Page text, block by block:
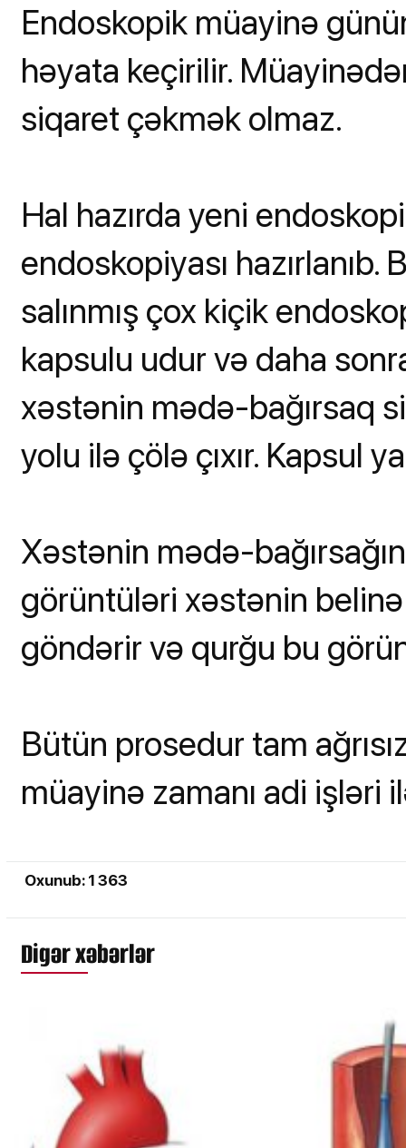
Endoskopik müayinə
həyata keçirilir.
siqaret çəkmək olmaz.
Hal hazırda yeni
endoskopiyası
salınmış çox kiçik
kapsulu udur və daha
xəstənin mədə-bağırsaq
yolu ilə çölə çıxır. Kapsul
Xəstənin mədə-
görüntüləri xəstənin
göndərir və qurğu bu
Bütün prosedur tam
müayinə zamanı adi işləri
Oxunub: 1 363
Digər xəbərlər